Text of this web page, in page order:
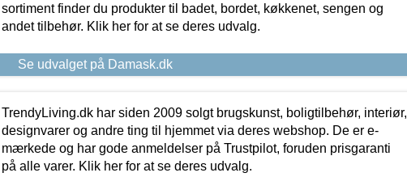
sortiment finder du produkter til badet, bordet, køkkenet, sengen og
andet tilbehør. Klik her for at se deres udvalg.
Se udvalget på Damask.dk
TrendyLiving.dk har siden 2009 solgt brugskunst, boligtilbehør, interiør,
designvarer og andre ting til hjemmet via deres webshop. De er e-
mærkede og har gode anmeldelser på Trustpilot, foruden prisgaranti
på alle varer. Klik her for at se deres udvalg.